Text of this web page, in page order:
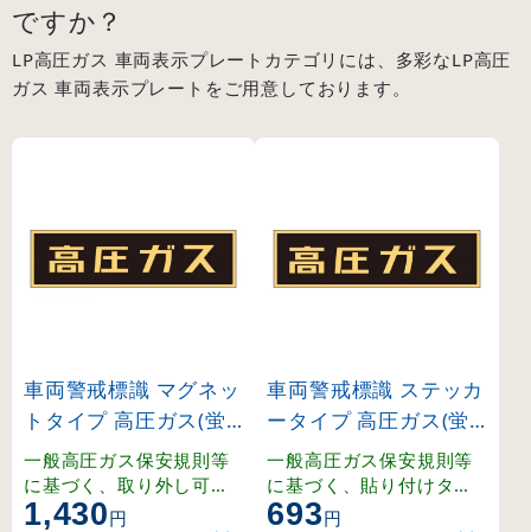
ですか？
LP高圧ガス 車両表示プレートカテゴリには、多彩なLP高圧
ガス 車両表示プレートをご用意しております。
車両警戒標識 マグネッ
トタイプ 高圧ガス(蛍
光文字) 110×510×0.8
mm (43006)
一般高圧ガス保安規則等
に基づく、取り外し可能
なマグネット式車両警戒
1,430円
車両警戒標識 ステッカ
ータイプ 高圧ガス(蛍
光文字) 110×510mm (
44007)
一般高圧ガス保安規則等
に基づく、貼り付けタイ
プの車両警戒標識。
693円